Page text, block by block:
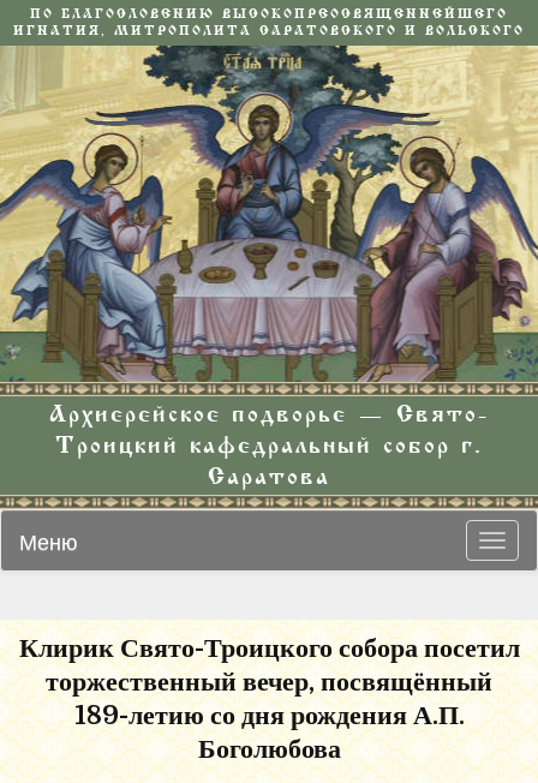
ПО БЛАГОСЛОВЕНИЮ ВЫСОКОПРЕОСВЯЩЕННЕЙШЕГО
ИГНАТИЯ, МИТРОПОЛИТА САРАТОВСКОГО И ВОЛЬСКОГО
Архиерейское подворье — Свято-
Троицкий кафедральный собор г.
Саратова
Меню
Клирик Свято-Троицкого собора посетил
торжественный вечер, посвящённый
189-летию со дня рождения А.П.
Боголюбова